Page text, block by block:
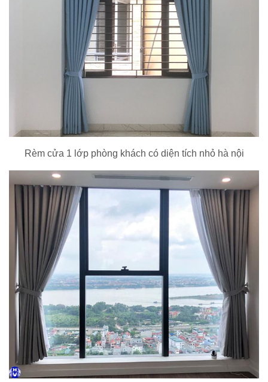
Rèm cửa 1 lớp phòng khách có diện tích nhỏ hà nội